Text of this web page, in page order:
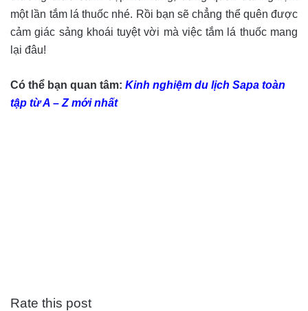
một lần tắm lá thuốc nhé. Rồi bạn sẽ chẳng thể quên được
cảm giác sảng khoái tuyệt vời mà việc tắm lá thuốc mang
lại đâu!
Có thể bạn quan tâm: Kinh nghiệm du lịch Sapa toàn
tập từ A – Z mới nhất
Rate this post